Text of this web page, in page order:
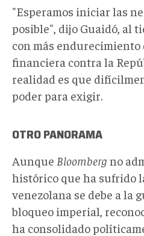
"Esperamos iniciar las
posible", dijo Guaidó, al
con más endurecimiento
financiera contra la
realidad es que
poder para exigir.
OTRO PANORAMA
Aunque Bloomberg no
histórico que ha sufrido
venezolana se debe a la
bloqueo imperial,
ha consolidado